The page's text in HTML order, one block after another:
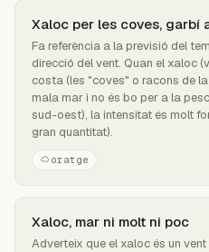
Xaloc per les coves, garbí
Fa referència a la previsió del
direcció del vent. Quan el xaloc
costa (les "coves" o racons de
mala mar i no és bo per a la
sud-oest), la intensitat és molt
gran quantitat).
oratge
Xaloc, mar ni molt ni poc
Adverteix que el xaloc és un